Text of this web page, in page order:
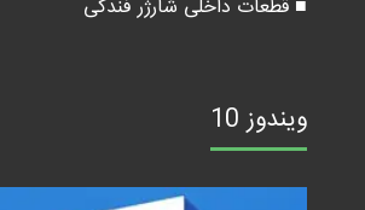
■ قطعات داخلی شارژر فندکی
ویندوز 10